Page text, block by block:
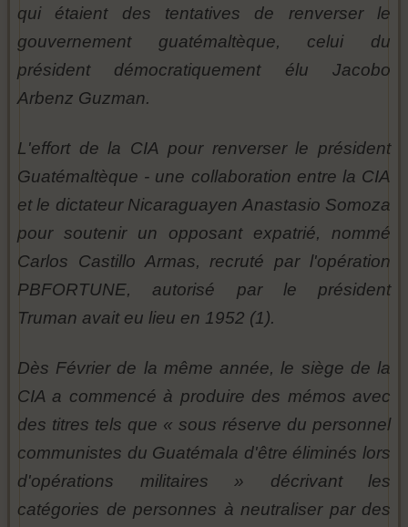
qui étaient des tentatives de renverser le
gouvernement guatémaltèque, celui du
président démocratiquement élu Jacobo
Arbenz Guzman.
L'effort de la CIA pour renverser le président
Guatémaltèque - une collaboration entre la CIA
et le dictateur Nicaraguayen Anastasio Somoza
pour soutenir un opposant expatrié, nommé
Carlos Castillo Armas, recruté par l'opération
PBFORTUNE, autorisé par le président
Truman avait eu lieu en 1952 (1).
Dès Février de la même année, le siège de la
CIA a commencé à produire des mémos avec
des titres tels que « sous réserve du personnel
communistes du Guatémala d'être éliminés lors
d'opérations militaires » décrivant les
catégories de personnes à neutraliser par des